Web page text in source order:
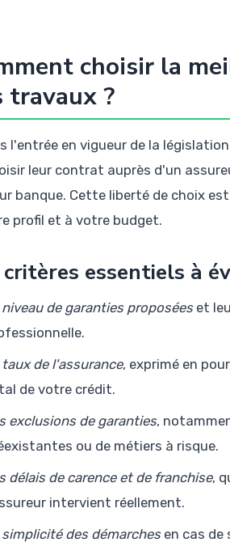
choisir la
travaux ?
l'entrée en vigueur de la
leur contrat auprès d'un
banque. Cette liberté de choix
profil et à votre budget.
critères essentiels à
niveau de garanties proposéeset
taux de l'assurance, exprimé en
de votre crédit.
exclusions de garanties,
ou de métiers à risque.
délais de carence et de franchise,
intervient réellement.
simplicité des démarchesen cas de